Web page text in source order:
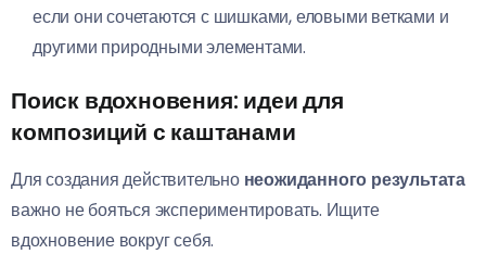
если они сочетаются с шишками, еловыми ветками и
другими природными элементами.
Поиск вдохновения: идеи для
композиций с каштанами
Для создания действительно неожиданного результата
важно не бояться экспериментировать. Ищите
вдохновение вокруг себя.